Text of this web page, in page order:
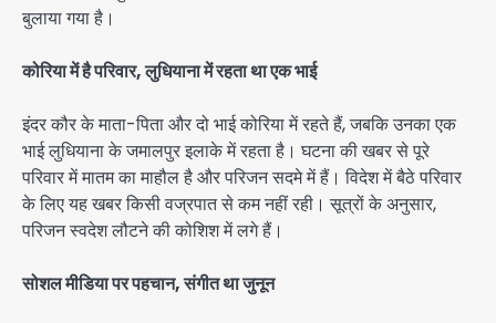
बुलाया गया है।
कोरिया में है परिवार, लुधियाना में रहता था एक भाई
इंदर कौर के माता-पिता और दो भाई कोरिया में रहते हैं, जबकि उनका एक
भाई लुधियाना के जमालपुर इलाके में रहता है। घटना की खबर से पूरे
परिवार में मातम का माहौल है और परिजन सदमे में हैं। विदेश में बैठे परिवार
के लिए यह खबर किसी वज्रपात से कम नहीं रही। सूत्रों के अनुसार,
परिजन स्वदेश लौटने की कोशिश में लगे हैं।
सोशल मीडिया पर पहचान, संगीत था जुनून